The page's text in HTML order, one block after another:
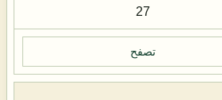
27
تصفح